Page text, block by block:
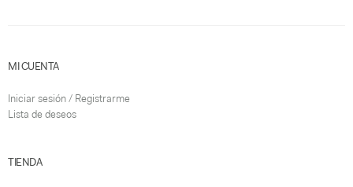
MI CUENTA
Iniciar sesión / Registrarme
Lista de deseos
TIENDA